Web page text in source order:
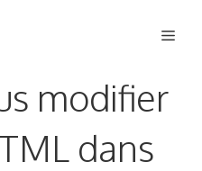
modifier
dans